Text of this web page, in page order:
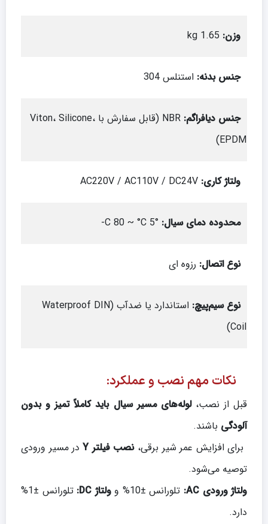
وزن:
جنس بدنه: استنلس 304
جنس دیافراگم:
NBR (قابل سفارش با Viton، Silicone،
EPDM)
ولتاژ کاری:
محدوده دمای سیال:
°C 80 ~ °C 5-
نوع اتصال: رزوه ای
نوع سیم‌پیچ:
استاندارد یا ضدآب (Waterproof DIN
Coil)
نکات مهم نصب و عملکرد:
قبل از نصب،لوله‌های مسیر سیال باید کاملاً تمیز و بدون
آلودگی باشند.
برای افزایش عمر شیر برقی،نصب فیلترY در مسیر ورودی
توصیه می‌شود.
ولتاژ ورودی AC: تلورانس ±10% و ولتاژDC:
تلورانس ±1%
دارد.